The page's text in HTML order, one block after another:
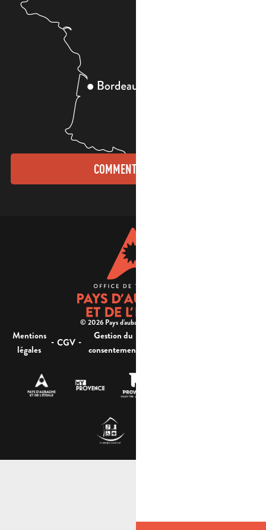
COMMENT VENIR ?
© 2026 Pays d'aubagne et de l'étoile -
Mentions
légales
- CGV -
Gestion du
consentement